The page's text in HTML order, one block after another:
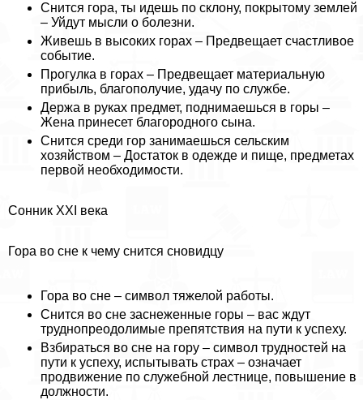
Снится гора, ты идешь по склону, покрытому землей
– Уйдут мысли о болезни.
Живешь в высоких горах – Предвещает счастливое
событие.
Прогулка в горах – Предвещает материальную
прибыль, благополучие, удачу по службе.
Держа в руках предмет, поднимаешься в горы –
Жена принесет благородного сына.
Снится среди гор занимаешься сельским
хозяйством – Достаток в одежде и пище, предметах
первой необходимости.
Сонник XXI века
Гора во сне к чему снится сновидцу
Гора во сне – символ тяжелой работы.
Снится во сне заснеженные горы – вас ждут
труднопреодолимые препятствия на пути к успеху.
Взбираться во сне на гору – символ трудностей на
пути к успеху, испытывать страх – означает
продвижение по служебной лестнице, повышение в
должности.